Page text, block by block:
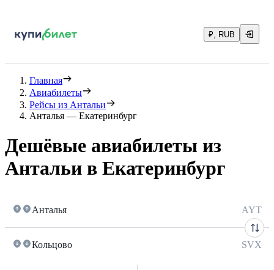
₽, RUB
Главная
Авиабилеты
Рейсы из Антальи
Анталья — Екатеринбург
Дешёвые авиабилеты из
Антальи в Екатеринбург
Анталья AYT
Кольцово SVX